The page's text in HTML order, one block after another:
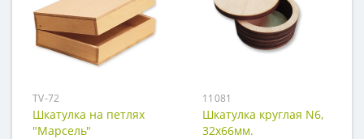
TV-72
Шкатулка на петлях
"Марсель"
11081
Шкатулка круглая N6,
32х66мм.